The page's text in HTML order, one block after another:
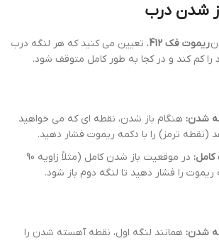
شدن درب
ریموت فک 412
، تعیین می کنید که هر لنگه درب
را کم کند و در کجا به طور کامل متوقف شود.
شدن: هنگام باز شدن، نقطه ای که می خواهید
(نقطه ترمز) را با دکمه ریموت فشار دهید.
در موقعیت باز شدن کامل (مثلاً زاویه 90
ریموت را فشار دهید تا لنگه دوم باز شود.
شدن: همانند لنگه اول، نقطه آهسته شدن را